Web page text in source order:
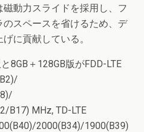
動力スライドを採用し、フ
スペースを省けるため、デ
に貢献している。
8GB＋128GB版がFDD-LTE
B17) MHz, TD-LTE
2000(B34)/1900(B39)